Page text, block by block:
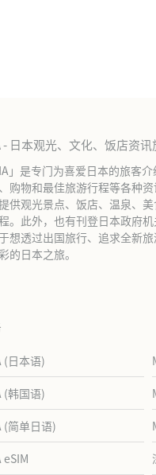
- 日本观光、文化、饭店资
」是专门为喜爱日本的旅客
购物和最佳旅游行程等各种
供观光景点、饭店、温泉、
。此外，也有刊登日本政府
想透过出国旅行、追求全新
的日本之旅。
(日本语)
(韩国语)
(简单日语)
eSIM